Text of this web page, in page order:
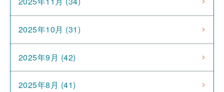
2025年10月 (31)
2025年9月 (42)
2025年8月 (41)